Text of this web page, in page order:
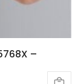
–